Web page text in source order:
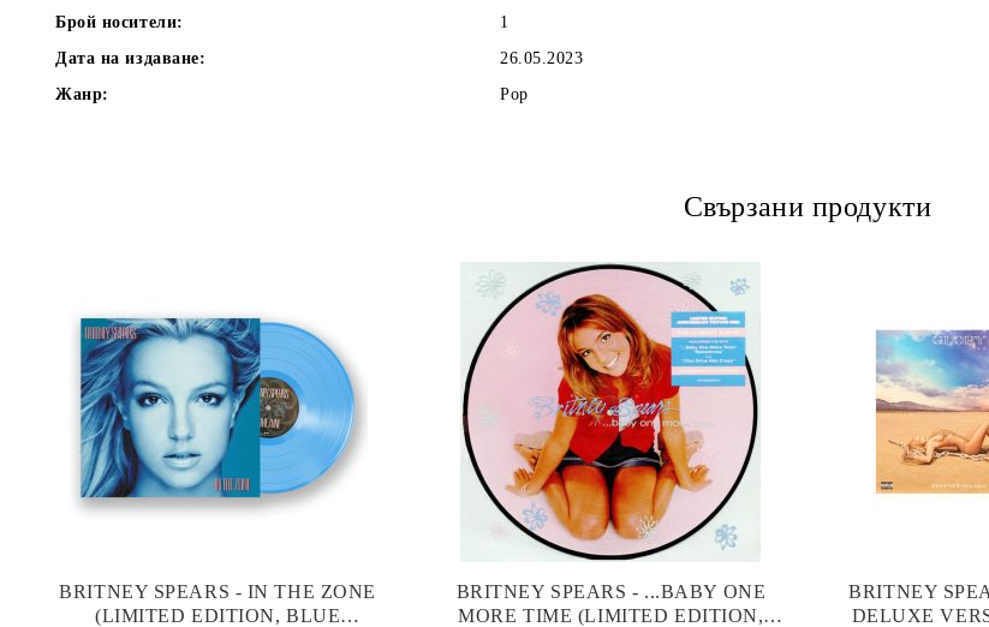
Брой носители:
1
Дата на издаване:
26.05.2023
Жанр:
Pop
Свързани продукти
BRITNEY SPEARS - IN THE ZONE
(LIMITED EDITION, BLUE
BRITNEY SPEARS - ...BABY ONE
MORE TIME (LIMITED EDITION,
BRITNEY
DELUXE